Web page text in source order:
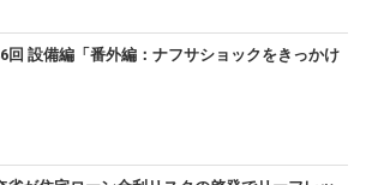
回 設備編「番外編：ナフサショックをきっかけ